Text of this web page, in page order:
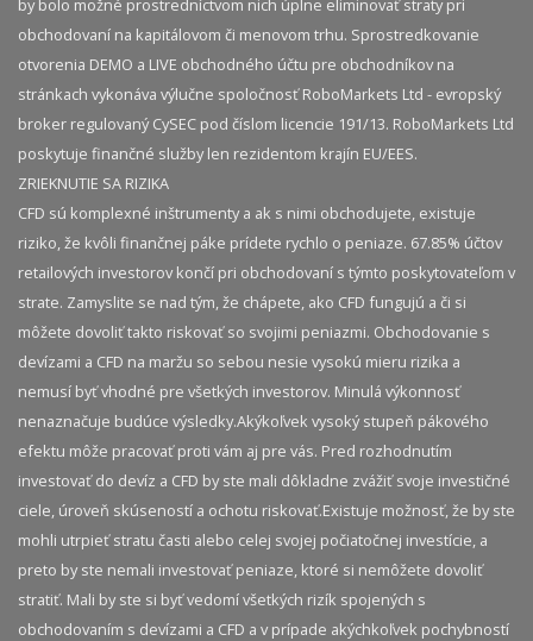
by bolo možné prostredníctvom nich úplne eliminovať straty pri
obchodovaní na kapitálovom či menovom trhu. Sprostredkovanie
otvorenia DEMO a LIVE obchodného účtu pre obchodníkov na
stránkach vykonáva výlučne spoločnosť RoboMarkets Ltd - evropský
broker regulovaný CySEC pod číslom licencie 191/13. RoboMarkets Ltd
poskytuje finančné služby len rezidentom krajín EU/EES.
ZRIEKNUTIE SA RIZIKA
CFD sú komplexné inštrumenty a ak s nimi obchodujete, existuje
riziko, že kvôli finančnej páke prídete rychlo o peniaze. 67.85% účtov
retailových investorov končí pri obchodovaní s týmto poskytovateľom v
strate. Zamyslite se nad tým, že chápete, ako CFD fungujú a či si
môžete dovoliť takto riskovať so svojimi peniazmi. Obchodovanie s
devízami a CFD na maržu so sebou nesie vysokú mieru rizika a
nemusí byť vhodné pre všetkých investorov. Minulá výkonnosť
nenaznačuje budúce výsledky.​ Akýkoľvek vysoký stupeň pákového
efektu môže pracovať proti vám aj pre vás. Pred rozhodnutím
investovať do devíz a CFD by ste mali dôkladne zvážiť svoje investičné
ciele, úroveň skúseností a ochotu riskovať.​ Existuje možnosť, že by ste
mohli utrpieť stratu časti alebo celej svojej počiatočnej investície, a
preto by ste nemali investovať peniaze, ktoré si nemôžete dovoliť
stratiť. Mali by ste si byť vedomí všetkých rizík spojených s
obchodovaním s devízami a CFD a v prípade akýchkoľvek pochybností